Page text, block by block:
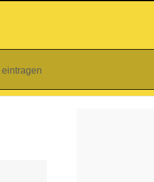
eintragen